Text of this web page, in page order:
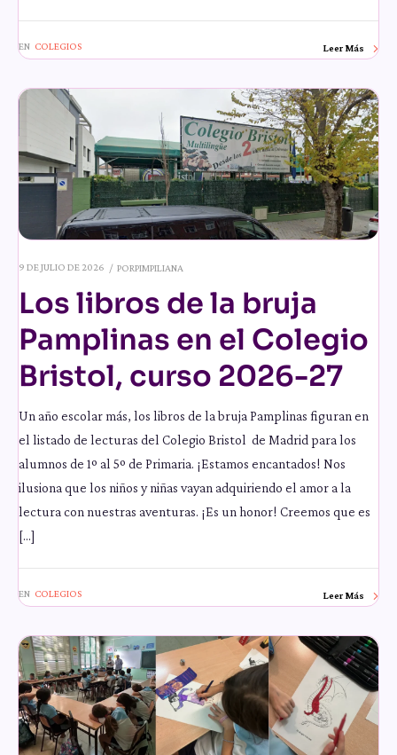
EN COLEGIOS Leer Más
9 DE JULIO DE 2026 PORPIMPILIANA
Los libros de la bruja
Pamplinas en el Colegio
Bristol, curso 2026-27
Un año escolar más, los libros de la bruja Pamplinas figuran en
el listado de lecturas del Colegio Bristol de Madrid para los
alumnos de 1º al 5º de Primaria. ¡Estamos encantados! Nos
ilusiona que los niños y niñas vayan adquiriendo el amor a la
lectura con nuestras aventuras. ¡Es un honor! Creemos que es
[…]
EN COLEGIOS Leer Más